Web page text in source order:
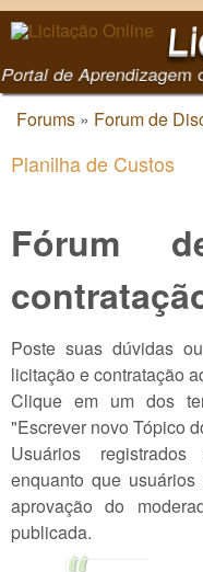
Portal de Aprendizagem
Você está
Forums » Forum de
Planilha de Custos
Fórum
Poste suas dúvidas
licitação e contratação
Clique em um dos
"Escrever novo Tópico
Usuários
enquanto que
aprovação do
publicada.